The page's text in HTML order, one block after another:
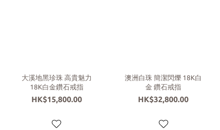
大溪地黑珍珠 高貴魅力
18K白金鑽石戒指
HK$15,800.00
澳洲白珠 簡潔閃爍 18K白
金 鑽石戒指
HK$32,800.00